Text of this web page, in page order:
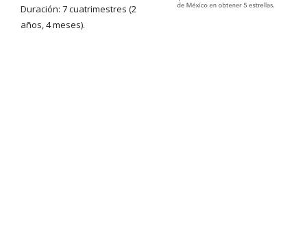
Duración: 7 cuatrimestres (2
años, 4 meses).